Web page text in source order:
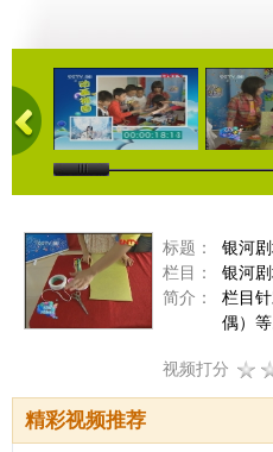
06:17
标题：
银河
栏目：
银河
简介：
栏目
偶）等
视频打分
精彩视频推荐